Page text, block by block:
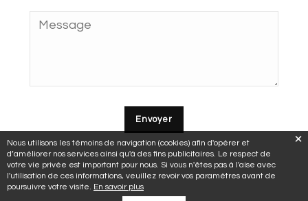
Nous utilisons les témoins de navigation (cookies) afin d'opérer et
d’améliorer nos services ainsi qu'à des fins publicitaires. Le respect de
votre vie privée est important pour nous. Si vous n'êtes pas à l'aise avec
l'utilisation de ces informations, veuillez revoir vos paramètres avant de
poursuivre votre visite. En savoir plus